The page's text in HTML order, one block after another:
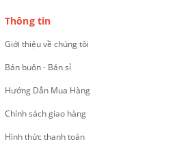
Thông tin
Giới thiệu về chúng tôi
Bán buôn - Bán sỉ
Hướng Dẫn Mua Hàng
Chính sách giao hàng
Hình thức thanh toán